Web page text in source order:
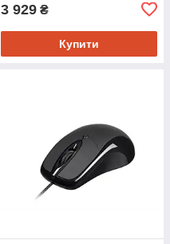
3 929 ₴
Купити